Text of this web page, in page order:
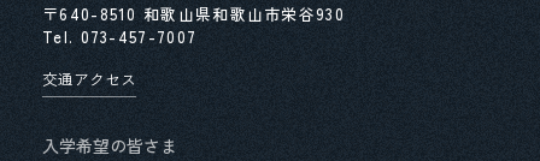
〒640-8510 和歌山県和歌山市栄谷930
Tel. 073-457-7007
交通アクセス
入学希望の皆さま